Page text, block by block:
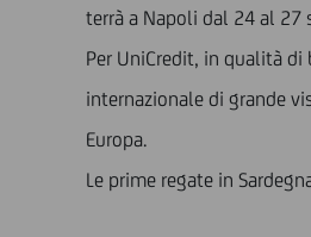
terrà a Napoli dal 24 al 27
Per UniCredit, in qualità di
internazionale di grande
Europa.
Le prime regate in